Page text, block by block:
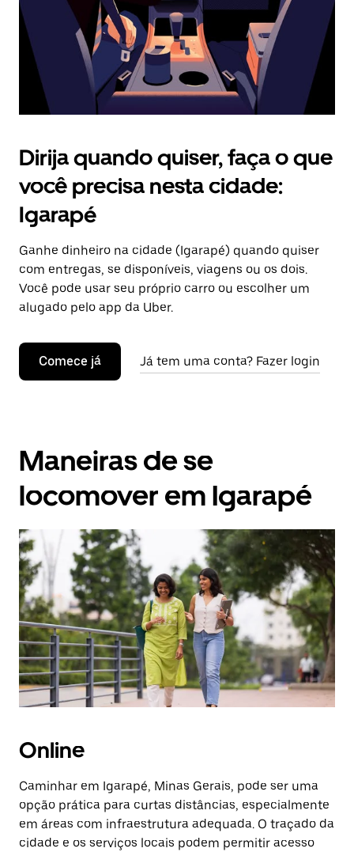
o
calendário.
Dirija quando quiser, faça o que
você precisa nesta cidade:
Igarapé
Ganhe dinheiro na cidade (Igarapé) quando quiser
com entregas, se disponíveis, viagens ou os dois.
Você pode usar seu próprio carro ou escolher um
alugado pelo app da Uber.
Comece já Já tem uma conta? Fazer login
Maneiras de se
locomover em Igarapé
Online
Caminhar em Igarapé, Minas Gerais, pode ser uma
opção prática para curtas distâncias, especialmente
em áreas com infraestrutura adequada. O traçado da
cidade e os serviços locais podem permitir acesso